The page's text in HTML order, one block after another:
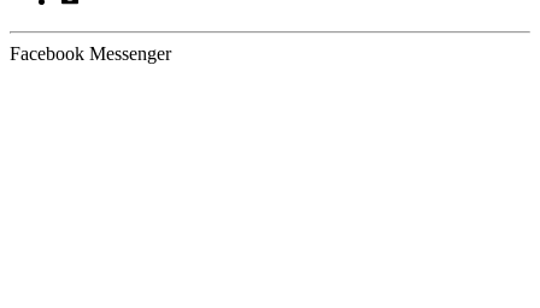
Facebook Messenger